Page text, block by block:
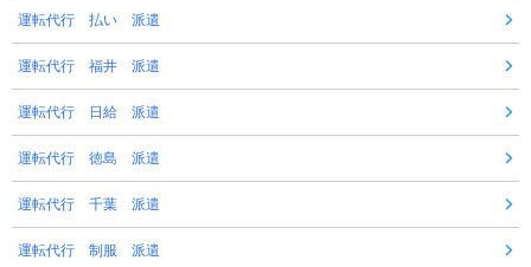
運転代行 払い 派遣
運転代行 福井 派遣
運転代行 日給 派遣
運転代行 徳島 派遣
運転代行 千葉 派遣
運転代行 制服 派遣